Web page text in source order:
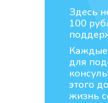
Каждые
для
этого
жизнь
Здесь
100